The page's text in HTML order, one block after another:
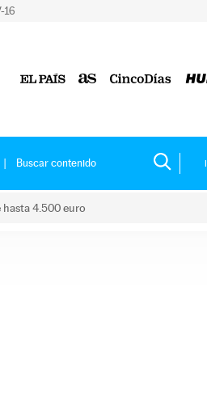
16
hasta 4.500 euro